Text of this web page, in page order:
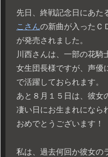
先日、終戦記念日にあた
こさんの新曲が入ったＣ
が発売されました。
川西さんは、一部の花騎
女生団長様ですが、声優
で活躍しておられます。
あと８月１５日は、彼女
凄い日にお生まれになら
おめでとうございます！
私は、過去何回か彼女の